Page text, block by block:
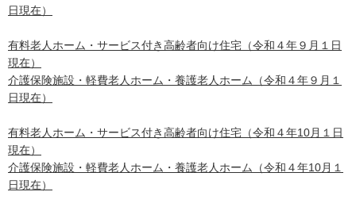
日現在）
有料老人ホーム・サービス付き高齢者向け住宅（令和４年９月１日
現在）
介護保険施設・軽費老人ホーム・養護老人ホーム（令和４年９月１
日現在）
有料老人ホーム・サービス付き高齢者向け住宅（令和４年10月１日
現在）
介護保険施設・軽費老人ホーム・養護老人ホーム（令和４年10月１
日現在）